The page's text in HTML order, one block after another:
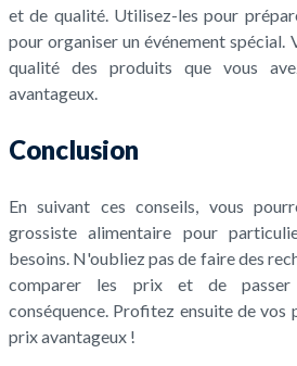
et de qualité. Utilisez-les pour
pour organiser un événement spécial.
qualité des produits que vous
avantageux.
Conclusion
En suivant ces conseils, vous
grossiste alimentaire pour
besoins. N'oubliez pas de faire des
comparer les prix et de passer
conséquence. Profitez ensuite de vos
prix avantageux !